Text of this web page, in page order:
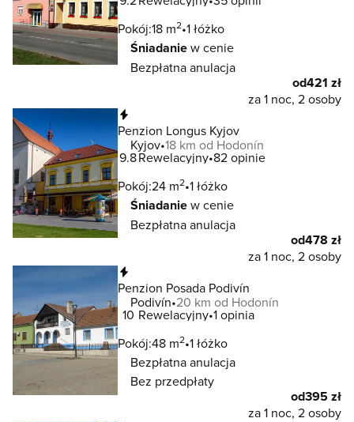
Pokój:18 m2 1 łóżko
Śniadaniew cenie
Bezpłatna anulacja
od421 zł
za 1 noc, 2 osoby
Penzion Longus Kyjov
Kyjov 18 km od Hodonín
9.8Rewelacyjny 82 opinie
Pokój:24 m2 1 łóżko
Śniadaniew cenie
Bezpłatna anulacja
od478 zł
za 1 noc, 2 osoby
Penzion Posada Podivín
Podivín 20 km od Hodonín
10 Rewelacyjny 1 opinia
Pokój:48 m2 1 łóżko
Bezpłatna anulacja
Bez przedpłaty
od395 zł
za 1 noc, 2 osoby